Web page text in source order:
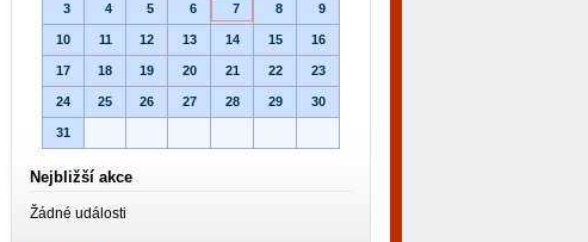
3 4 5 6 7 8 9
10 11 12 13 14 15 16
17 18 19 20 21 22 23
24 25 26 27 28 29 30
31
Nejbližší akce
Žádné události